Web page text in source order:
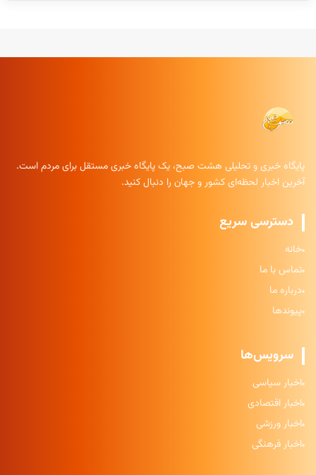
پایگاه خبری و تحلیلی هشت صبح، یک پایگاه خبری مستقل برای مردم است.
آخرین اخبار لحظه‌ای کشور و جهان را دنبال کنید.
دسترسی سریع
خانه
تماس با ما
درباره ما
پیوندها
سرویس‌ها
اخبار سیاسی
اخبار اقتصادی
اخبار ورزشی
اخبار فرهنگی